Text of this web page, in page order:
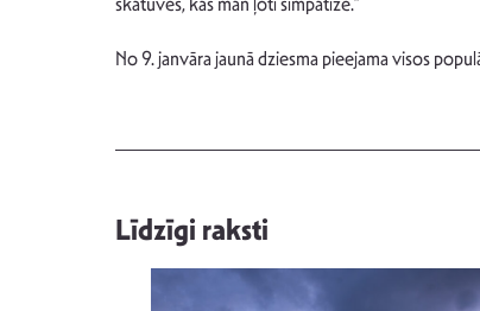
No 9. janvāra jaunā dziesma pieejama visos
Līdzīgi raksti